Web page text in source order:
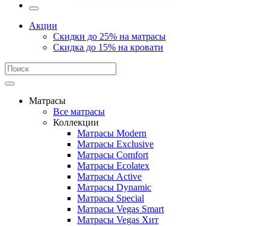
Акции
Скидки до 25% на матрасы
Скидка до 15% на кровати
Матрасы
Все матрасы
Коллекции
Матрасы Modern
Матрасы Exclusive
Матрасы Comfort
Матрасы Ecolatex
Матрасы Active
Матрасы Dynamic
Матрасы Special
Матрасы Vegas Smart
Матрасы Vegas Хит